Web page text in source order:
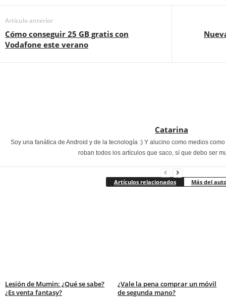
Artículo anterior
Cómo conseguir 25 GB gratis con
Vodafone este verano
Catarina
Soy una fanática de Android y de la tecnología :) Y alucino como medios
roban todos los artículos que saco, sí que debo ser
Artículos relacionados Más del
Lesión de Mumin: ¿Qué se sabe?
¿Es venta fantasy?
¿Vale la pena comprar un móvil
de segunda mano?